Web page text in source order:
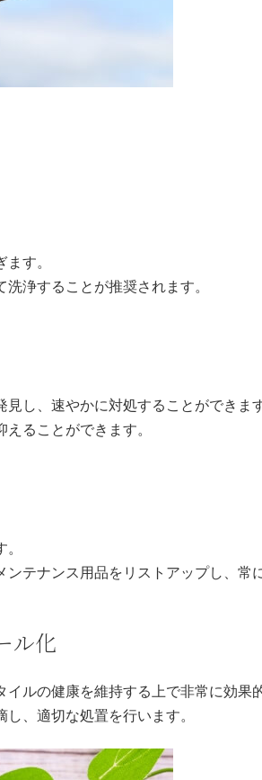
す。
浄することが推奨されます。
し、速やかに対処することができます
ることができます。
テナンス用品をリストアップし、常
ル化
ルの健康を維持する上で非常に効果的
、適切な処置を行います。